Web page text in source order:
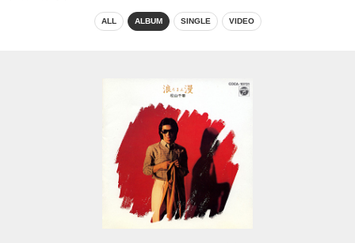
ALL ALBUM SINGLE VIDEO